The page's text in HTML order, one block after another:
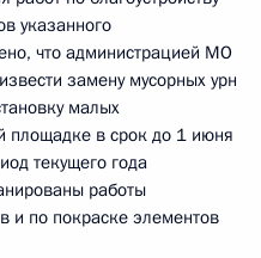
указанного
что администрацией МО
замену мусорных урн
малых
площадке в срок до 1 июня
текущего года
работы
и по покраске элементов